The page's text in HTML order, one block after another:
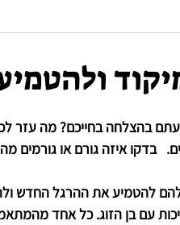
בהצלחה בחייכם? מה עזר
בדקו איזה גורם או גורמים
להטמיע את ההרגל החדש
עם בן הזוג. כל אחד